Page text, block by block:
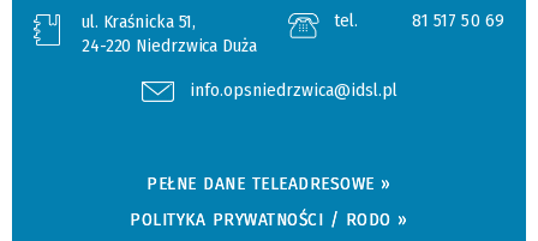
ul. Kraśnicka 51,
24-220 Niedrzwica Duża
tel. 81 517 50 69
info.opsniedrzwica@idsl.pl
PEŁNE DANE TELEADRESOWE »
POLITYKA PRYWATNOŚCI / RODO »